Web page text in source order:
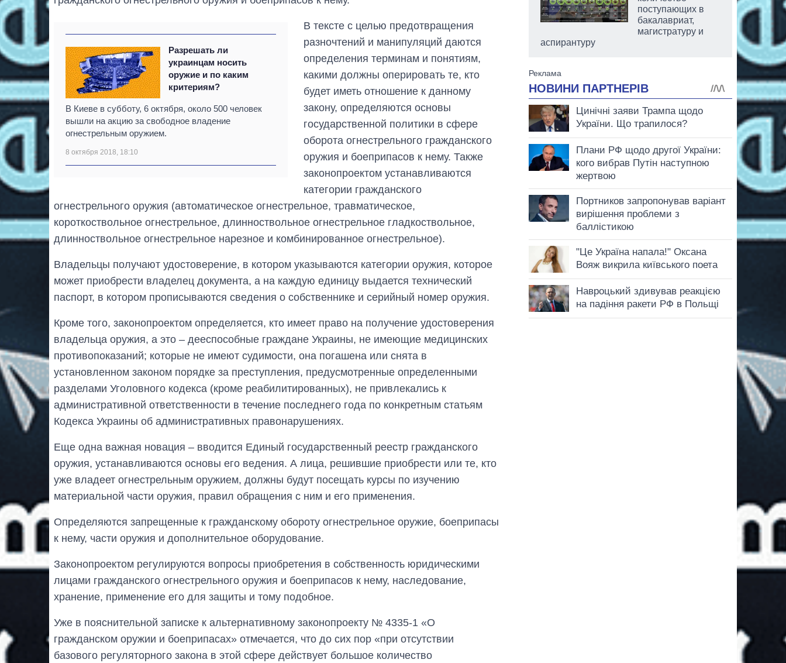
Разрешать ли
украинцам носить
оружие и по каким
критериям?
В Киеве в субботу, 6 октября, около 500 человек
вышли на акцию за свободное владение
огнестрельным оружием.
8 октября 2018, 18:10
В тексте с целью предотвращения
разночтений и манипуляций даются
определения терминам и понятиям,
какими должны оперировать те, кто
будет иметь отношение к данному
закону, определяются основы
государственной политики в сфере
оборота огнестрельного гражданского
оружия и боеприпасов к нему. Также
законопроектом устанавливаются
категории гражданского
огнестрельного оружия (автоматическое огнестрельное, травматическое,
короткоствольное огнестрельное, длинноствольное огнестрельное гладкоствольное,
длинноствольное огнестрельное нарезное и комбинированное огнестрельное).
Владельцы получают удостоверение, в котором указываются категории оружия, которое
может приобрести владелец документа, а на каждую единицу выдается технический
паспорт, в котором прописываются сведения о собственнике и серийный номер оружия.
Кроме того, законопроектом определяется, кто имеет право на получение удостоверения
владельца оружия, а это ‒ дееспособные граждане Украины, не имеющие медицинских
противопоказаний; которые не имеют судимости, она погашена или снята в
установленном законом порядке за преступления, предусмотренные определенными
разделами Уголовного кодекса (кроме реабилитированных), не привлекались к
административной ответственности в течение последнего года по конкретным статьям
Кодекса Украины об административных правонарушениях.
Еще одна важная новация ‒ вводится Единый государственный реестр гражданского
оружия, устанавливаются основы его ведения. А лица, решившие приобрести или те, кто
уже владеет огнестрельным оружием, должны будут посещать курсы по изучению
материальной части оружия, правил обращения с ним и его применения.
Определяются запрещенные к гражданскому обороту огнестрельное оружие, боеприпасы
к нему, части оружия и дополнительное оборудование.
Законопроектом регулируются вопросы приобретения в собственность юридическими
лицами гражданского огнестрельного оружия и боеприпасов к нему, наследование,
хранение, применение его для защиты и тому подобное.
Уже в пояснительной записке к альтернативному законопроекту № 4335-1 «О
гражданском оружии и боеприпасах» отмечается, что до сих пор «при отсутствии
базового регуляторного закона в этой сфере действует большое количество
поступающих в
бакалавриат,
магистратуру и
аспирантуру